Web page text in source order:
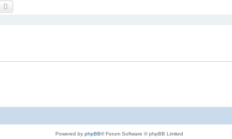
n
Zoek
Powered by phpBB® Forum Software © phpBB Limited